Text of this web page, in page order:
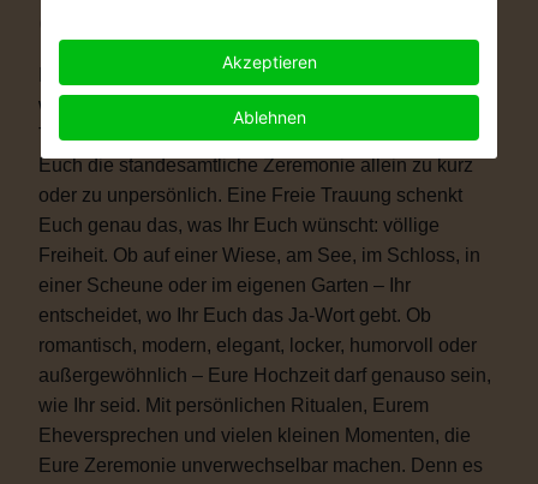
Immer mehr Paare wünschen sich eine Hochzeit, die
wirklich zu ihnen passt. Vielleicht ist eine kirchliche
Trauung nicht das Richtige für Euch. Vielleicht ist
Euch die standesamtliche Zeremonie allein zu kurz
oder zu unpersönlich. Eine Freie Trauung schenkt
Euch genau das, was Ihr Euch wünscht: völlige
Freiheit. Ob auf einer Wiese, am See, im Schloss, in
einer Scheune oder im eigenen Garten – Ihr
entscheidet, wo Ihr Euch das Ja-Wort gebt. Ob
romantisch, modern, elegant, locker, humorvoll oder
außergewöhnlich – Eure Hochzeit darf genauso sein,
wie Ihr seid. Mit persönlichen Ritualen, Eurem
Eheversprechen und vielen kleinen Momenten, die
Eure Zeremonie unverwechselbar machen. Denn es
Akzeptieren
Ablehnen